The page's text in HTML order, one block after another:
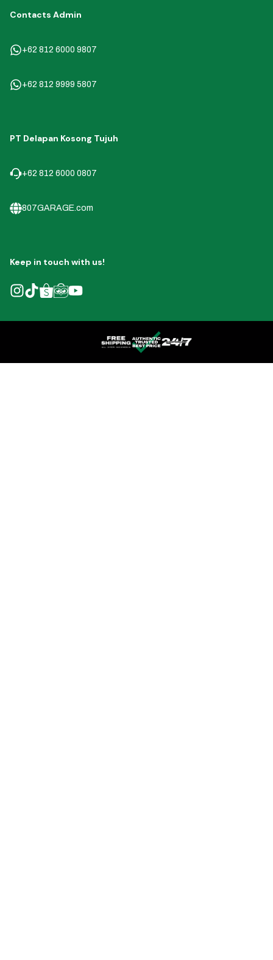
Contacts Admin
+62 812 6000 9807
+62 812 9999 5807
PT Delapan Kosong Tujuh
+62 812 6000 0807
807GARAGE.com
Keep in touch with us!